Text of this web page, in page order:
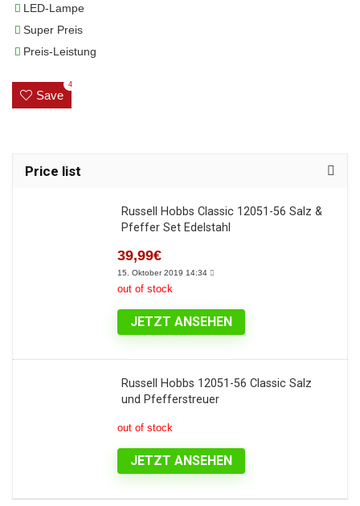
LED-Lampe
Super Preis
Preis-Leistung
Save
4
Price list
Russell Hobbs Classic 12051-56 Salz &
Pfeffer Set Edelstahl
39,99€
15. Oktober 2019 14:34
out of stock
JETZT ANSEHEN
Russell Hobbs 12051-56 Classic Salz
und Pfefferstreuer
out of stock
JETZT ANSEHEN